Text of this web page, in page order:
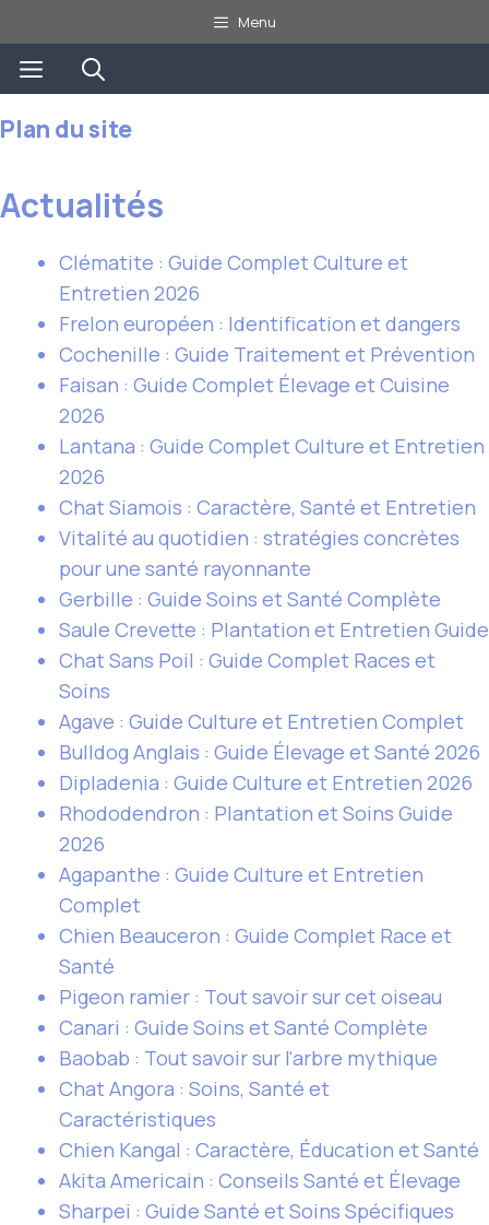
au
contenu
Menu
Menu
Plan du site
Actualités
Clématite : Guide Complet Culture et
Entretien 2026
Frelon européen : Identification et dangers
Cochenille : Guide Traitement et Prévention
Faisan : Guide Complet Élevage et Cuisine
2026
Lantana : Guide Complet Culture et Entretien
2026
Chat Siamois : Caractère, Santé et Entretien
Vitalité au quotidien : stratégies concrètes
pour une santé rayonnante
Gerbille : Guide Soins et Santé Complète
Saule Crevette : Plantation et Entretien Guide
Chat Sans Poil : Guide Complet Races et
Soins
Agave : Guide Culture et Entretien Complet
Bulldog Anglais : Guide Élevage et Santé 2026
Dipladenia : Guide Culture et Entretien 2026
Rhododendron : Plantation et Soins Guide
2026
Agapanthe : Guide Culture et Entretien
Complet
Chien Beauceron : Guide Complet Race et
Santé
Pigeon ramier : Tout savoir sur cet oiseau
Canari : Guide Soins et Santé Complète
Baobab : Tout savoir sur l'arbre mythique
Chat Angora : Soins, Santé et
Caractéristiques
Chien Kangal : Caractère, Éducation et Santé
Akita Americain : Conseils Santé et Élevage
Sharpei : Guide Santé et Soins Spécifiques